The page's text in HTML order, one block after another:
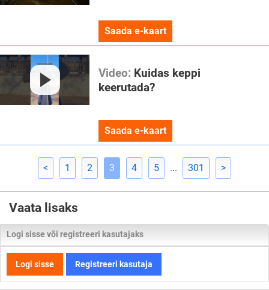
Saada e-kaart
Video: Kuidas keppi
keerutada?
Saada e-kaart
< 1 2 3 4 5 ... 301 >
Vaata lisaks
Logi sisse või registreeri kasutajaks
Logi sisse Registreeri kasutaja